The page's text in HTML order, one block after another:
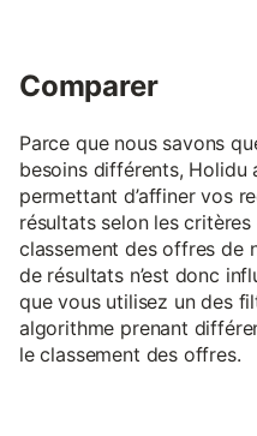
Comparer
Parce que nous savons
besoins différents,
permettant d’affiner vos
résultats selon les
classement des offres de
de résultats n’est donc
que vous utilisez un des
algorithme prenant
le classement des offres.